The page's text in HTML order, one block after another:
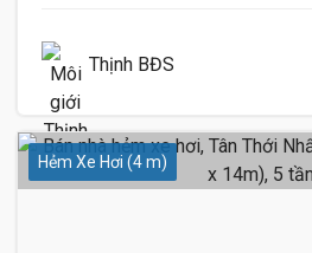
Thịnh BĐS
Hẻm Xe Hơi (4 m)